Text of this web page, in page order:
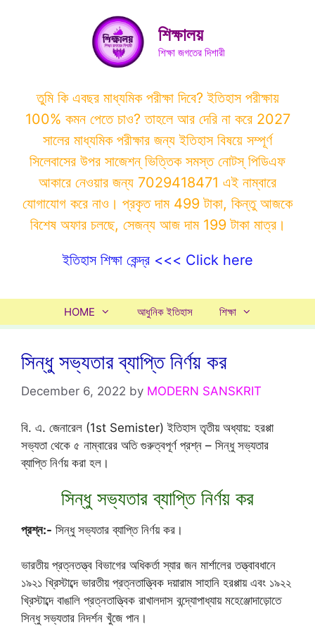
শিক্ষালয়
শিক্ষা জগতের দিশারী
তুমি কি এবছর মাধ্যমিক পরীক্ষা দিবে? ইতিহাস পরীক্ষায়
100% কমন পেতে চাও? তাহলে আর দেরি না করে 2027
সালের মাধ্যমিক পরীক্ষার জন্য ইতিহাস বিষয়ে সম্পূর্ণ
সিলেবাসের উপর সাজেশন্ ভিত্তিক সমস্ত নোটস্ পিডিএফ
আকারে নেওয়ার জন্য 7029418471 এই নাম্বারে
যোগাযোগ করে নাও। প্রকৃত দাম 499 টাকা, কিন্তু আজকে
বিশেষ অফার চলছে, সেজন্য আজ দাম 199 টাকা মাত্র।
ইতিহাস শিক্ষা কেন্দ্র <<< Click here
HOME আধুনিক ইতিহাস শিক্ষা
সিন্ধু সভ্যতার ব্যাপ্তি নির্ণয় কর
December 6, 2022 by MODERN SANSKRIT
বি. এ. জেনারেল (1st Semister) ইতিহাস তৃতীয় অধ্যায়: হরপ্পা
সভ্যতা থেকে ৫ নাম্বারের অতি গুরুত্বপূর্ণ প্রশ্ন – সিন্ধু সভ্যতার
ব্যাপ্তি নির্ণয় করা হল।
সিন্ধু সভ্যতার ব্যাপ্তি নির্ণয় কর
প্রশ্ন:- সিন্ধু সভ্যতার ব্যাপ্তি নির্ণয় কর।
ভারতীয় প্রত্নতত্ত্ব বিভাগের অধিকর্তা স্যার জন মার্শালের তত্ত্বাবধানে
১৯২১ খ্রিস্টাব্দে ভারতীয় প্রত্নতাত্ত্বিক দয়ারাম সাহানি হরপ্পায় এবং ১৯২২
খ্রিস্টাব্দে বাঙালি প্রত্নতাত্ত্বিক রাখালদাস বন্দ্যোপাধ্যায় মহেঞ্জোদাড়োতে
সিন্ধু সভ্যতার নিদর্শন খুঁজে পান।